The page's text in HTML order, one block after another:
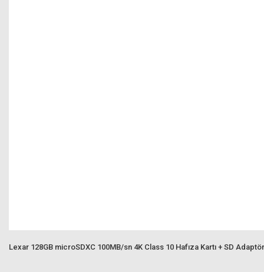
Lexar 128GB microSDXC 100MB/sn 4K Class 10 Hafıza Kartı + SD Adaptör